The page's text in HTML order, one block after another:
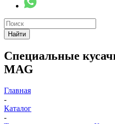
Найти
Специальные
MAG
Главная
-
Каталог
-